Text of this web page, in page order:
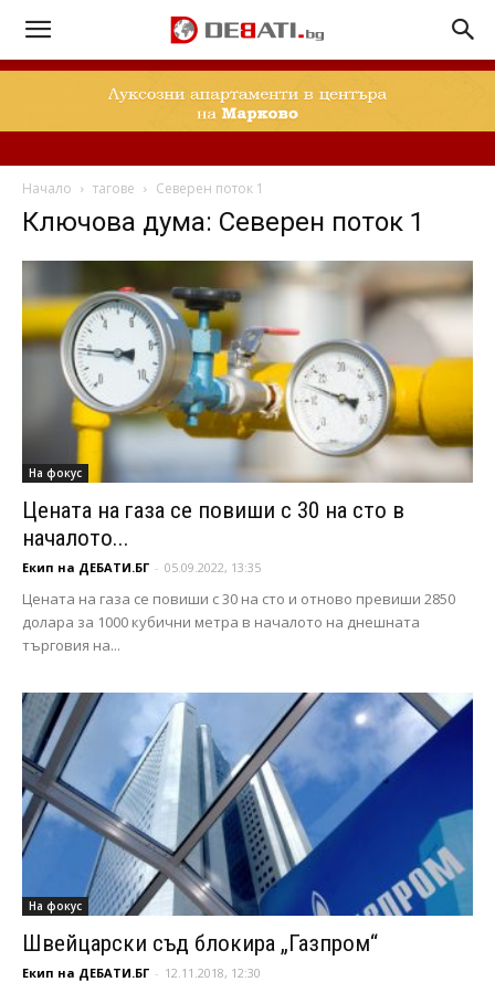
Начало тагове Северен поток 1
Ключова дума: Северен поток 1
На фокус
Цената на газа се повиши с 30 на сто в
началото...
Екип на ДЕБАТИ.БГ - 05.09.2022, 13:35
Цената на газа се повиши с 30 на сто и отново превиши 2850
долара за 1000 кубични метра в началото на днешната
търговия на...
На фокус
Швейцарски съд блокира „Газпром“
Екип на ДЕБАТИ.БГ - 12.11.2018, 12:30